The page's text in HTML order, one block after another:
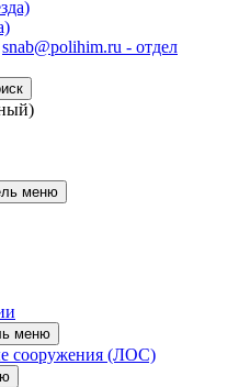
snab@polihim.ru - отдел
меню
меню
сооружения (ЛОС)